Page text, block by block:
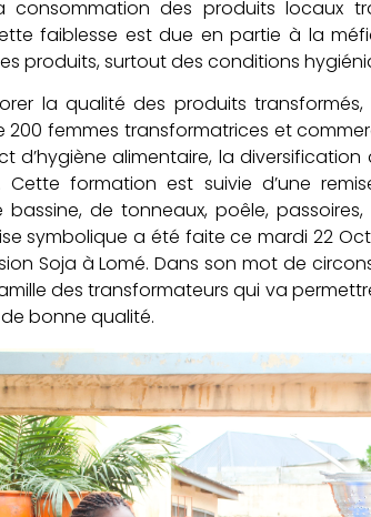
consommation des produits locaux
faiblesse est due en partie à la
produits, surtout des conditions
la qualité des produits
femmes transformatrices et
d’hygiène alimentaire, la
Cette formation est suivie d’une
bassine, de tonneaux, poêle,
symbolique a été faite ce mardi 22
Soja à Lomé. Dans son mot de
des transformateurs qui va
bonne qualité.